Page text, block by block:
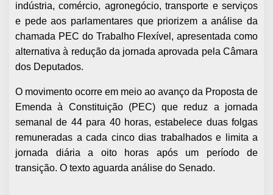
indústria, comércio, agronegócio, transporte e serviços
e pede aos parlamentares que priorizem a análise da
chamada PEC do Trabalho Flexível, apresentada como
alternativa à redução da jornada aprovada pela Câmara
dos Deputados.
O movimento ocorre em meio ao avanço da Proposta de
Emenda à Constituição (PEC) que reduz a jornada
semanal de 44 para 40 horas, estabelece duas folgas
remuneradas a cada cinco dias trabalhados e limita a
jornada diária a oito horas após um período de
transição. O texto aguarda análise do Senado.